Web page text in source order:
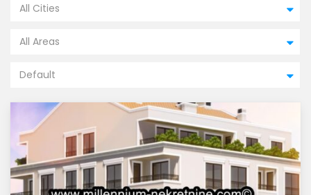
All Cities
All Areas
Default